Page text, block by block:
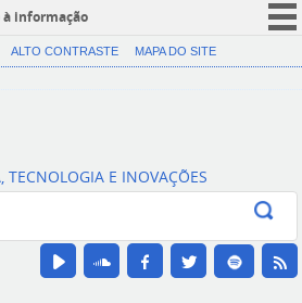
à informação
CORONAVÍRUS (COVID-19)
Canais
ALTO CONTRASTE MAPA DO SITE
E INOVAÇÕES